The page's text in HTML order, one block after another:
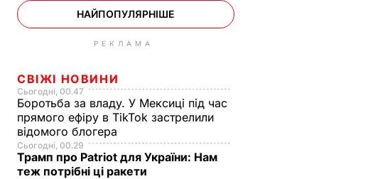
НАЙПОПУЛЯРНІШЕ
РЕКЛАМА
СВІЖІ НОВИНИ
Сьогодні, 00.47
Боротьба за владу. У Мексиці під час
прямого ефіру в TikTok застрелили
відомого блогера
Сьогодні, 00.29
Трамп про Patriot для України: Нам
теж потрібні ці ракети